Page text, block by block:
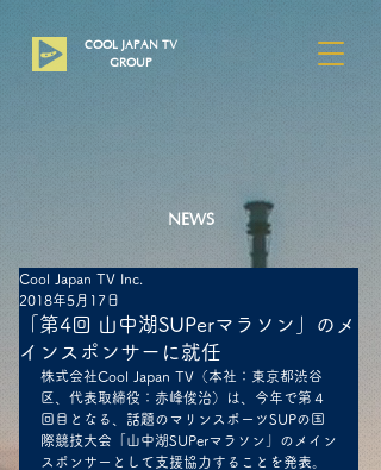
COOL JAPAN TV
​GROUP
NEWS
「第4回 山中湖SUPerマラソン」のメ
インスポンサーに就任
Cool Japan TV Inc.
2018年5月17日
株式会社Cool Japan TV（本社：東京都渋谷
区、代表取締役：赤峰俊治）は、今年で第４
回目となる、話題のマリンスポーツSUPの国
際競技大会「山中湖SUPerマラソン」のメイン
スポンサーとして支援協力することを発表。